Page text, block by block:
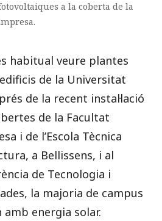
a la coberta de la
habitual veure plantes
de la Universitat
de la recent instal·lació
de la Facultat
i de l’Escola Tècnica
a Bellissens, i al
de Tecnologia i
la majoria de campus
amb energia solar.